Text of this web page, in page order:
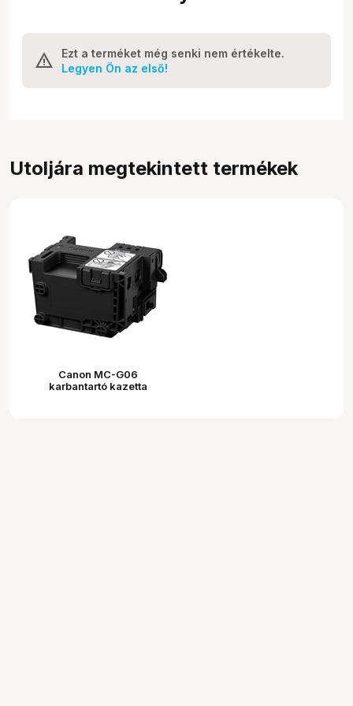
Ezt a terméket még senki nem értékelte.
Legyen Ön az első!
Utoljára megtekintett termékek
Canon MC-G06
karbantartó kazetta